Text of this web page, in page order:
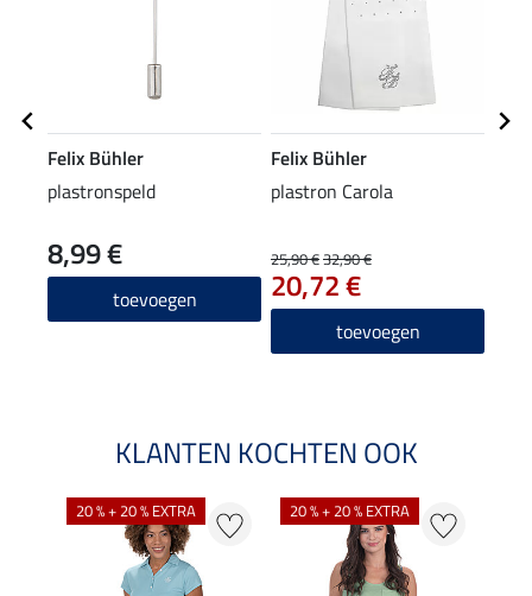
Felix Bühler
plastronspeld
8,99 €
toevoegen
Felix Bühler
plastron Carola
25,90 €32,90 €
20,72 €
toevoegen
KLANTEN KOCHTEN OOK
20 % + 20 % EXTRA 20 % + 20 % EXTRA